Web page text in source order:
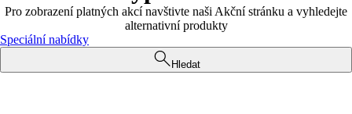
Pro zobrazení platných akcí navštivte naši Akční stránku a vyhledejte
alternativní produkty
Speciální nabídky
Hledat